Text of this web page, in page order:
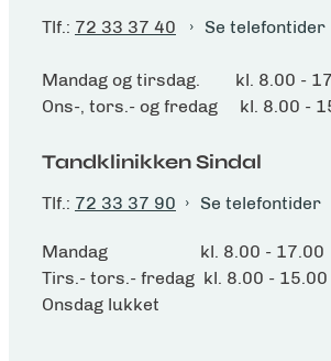
Tlf.: 72 33 37 40 Se telefontider
Mandag og tirsdag. kl. 8.00 -
Ons-, tors.- og fredag kl. 8.00 -
Tandklinikken Sindal
Tlf.: 72 33 37 90 Se telefontider
Mandag kl. 8.00 - 17.00
Tirs.- tors.- fredag kl. 8.00 - 15.00
Onsdag lukket